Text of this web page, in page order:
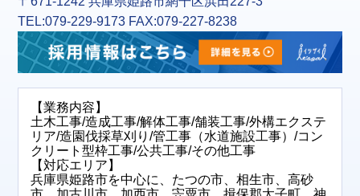
TEL:079-229-9173 FAX:079-227-8238
【業務内容】
土木工事/造成工事/解体工事/舗装工事/外構エクステ
リア/造園伐採草刈り/管工事（水道施設工事）/コン
クリート型枠工事/公共工事/その他工事
【対応エリア】
兵庫県姫路市を中心に、たつの市、相生市、高砂